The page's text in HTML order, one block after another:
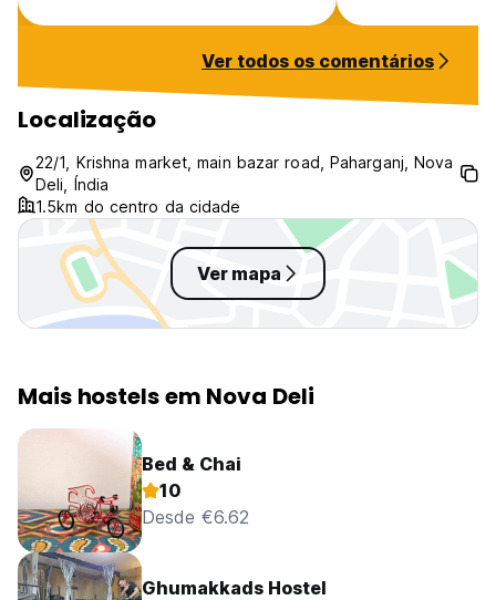
Ver todos os comentários
Localização
22/1, Krishna market, main bazar road, Paharganj, Nova
Deli, Índia
1.5km do centro da cidade
Ver mapa
Mais hostels em Nova Deli
Bed & Chai
10
Desde €6.62
Ghumakkads Hostel